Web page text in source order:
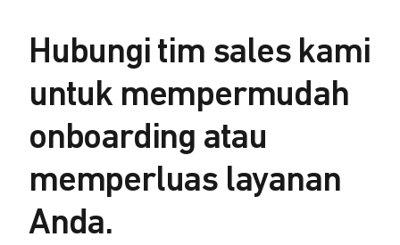
Hubungi tim sales kami
untuk mempermudah
onboarding atau
memperluas layanan
Anda.